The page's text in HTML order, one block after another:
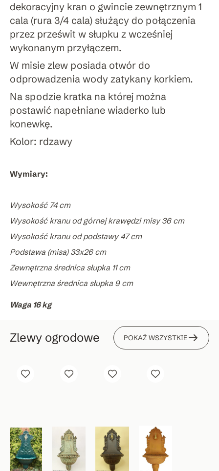
dekoracyjny kran o gwincie zewnętrznym 1
cala (rura 3/4 cala) służący do połączenia
przez prześwit w słupku z wcześniej
wykonanym przyłączem.
W misie zlew posiada otwór do
odprowadzenia wody zatykany korkiem.
Na spodzie kratka na której można
postawić napełniane wiaderko lub
konewkę.
Kolor: rdzawy
Wymiary:
Wysokość 74 cm
Wysokość kranu od górnej krawędzi misy 36 cm
Wysokość kranu od podstawy 47 cm
Podstawa (misa) 33x26 cm
Zewnętrzna średnica słupka 11 cm
Wewnętrzna średnica słupka 9 cm
Waga 16 kg
Zlewy ogrodowe POKAŻ WSZYSTKIE